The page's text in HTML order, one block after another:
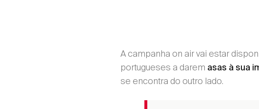
A campanha on air vai estar
portugueses a darem asas à sua
se encontra do outro lado.